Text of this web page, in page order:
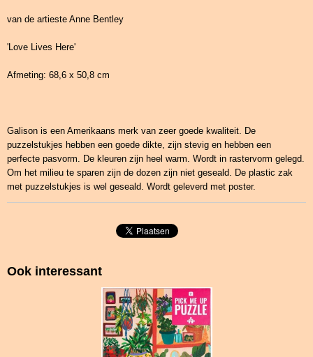
van de artieste Anne Bentley
'Love Lives Here'
Afmeting: 68,6 x 50,8 cm
Galison is een Amerikaans merk van zeer goede kwaliteit. De
puzzelstukjes hebben een goede dikte, zijn stevig en hebben een
perfecte pasvorm. De kleuren zijn heel warm. Wordt in rastervorm gelegd.
Om het milieu te sparen zijn de dozen zijn niet geseald. De plastic zak
met puzzelstukjes is wel geseald. Wordt geleverd met poster.
Ook interessant